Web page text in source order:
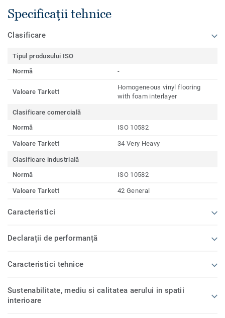
Specificații tehnice
Clasificare
Tipul produsului ISO
Normă
-
Valoare Tarkett
Homogeneous vinyl flooring
with foam interlayer
Clasificare comercială
Normă
ISO 10582
Valoare Tarkett 34 Very Heavy
Clasificare industrială
Normă
ISO 10582
Valoare Tarkett 42 General
Caracteristici
Declarații de performanță
Caracteristici tehnice
Sustenabilitate, mediu si calitatea aerului in spatii
interioare